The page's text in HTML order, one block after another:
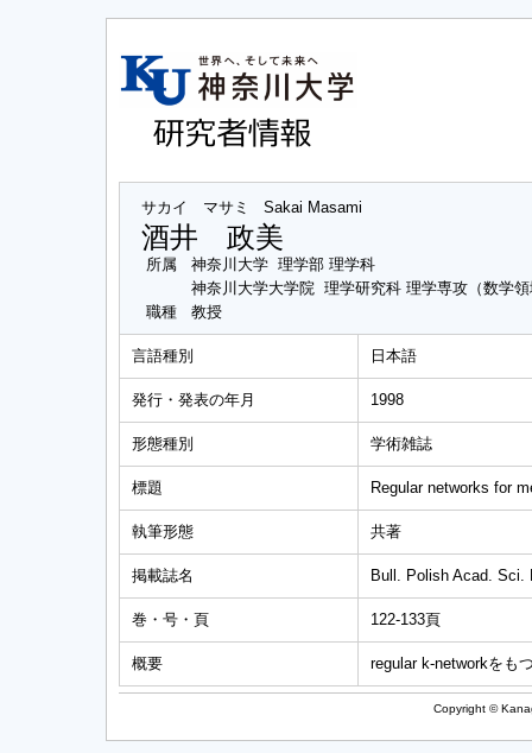
サカイ マサミ Sakai Masami
酒井 政美
所属
神奈川大学 理学部 理学科
神奈川大学大学院 理学研究科 理学専攻（数学
職種
教授
言語種別 日本語
発行・発表の年月 1998
形態種別 学術雑誌
標題 Regular networks for
執筆形態 共著
掲載誌名 Bull. Polish Acad. Sci.
巻・号・頁 122-133頁
概要 regular k-networkをも
Copyright ©